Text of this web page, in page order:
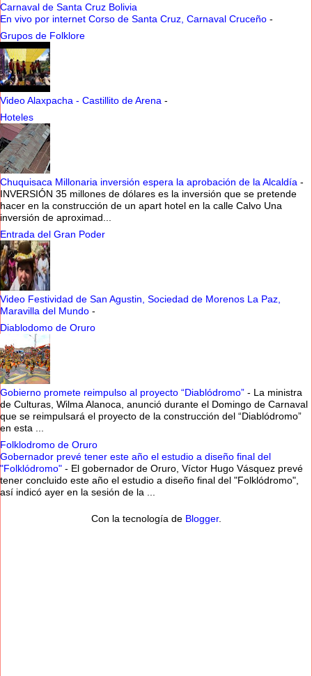
Carnaval de Santa Cruz Bolivia
En vivo por internet Corso de Santa Cruz, Carnaval Cruceño -
Grupos de Folklore
Video Alaxpacha - Castillito de Arena -
Hoteles
Chuquisaca Millonaria inversión espera la aprobación de la Alcaldía -
INVERSIÓN 35 millones de dólares es la inversión que se pretende
hacer en la construcción de un apart hotel en la calle Calvo Una
inversión de aproximad...
Entrada del Gran Poder
Video Festividad de San Agustin, Sociedad de Morenos La Paz,
Maravilla del Mundo -
Diablodomo de Oruro
Gobierno promete reimpulso al proyecto “Diablódromo” - La ministra
de Culturas, Wilma Alanoca, anunció durante el Domingo de Carnaval
que se reimpulsará el proyecto de la construcción del “Diablódromo”
en esta ...
Folklodromo de Oruro
Gobernador prevé tener este año el estudio a diseño final del
"Folklódromo" - El gobernador de Oruro, Víctor Hugo Vásquez prevé
tener concluido este año el estudio a diseño final del "Folklódromo",
así indicó ayer en la sesión de la ...
Con la tecnología de Blogger.